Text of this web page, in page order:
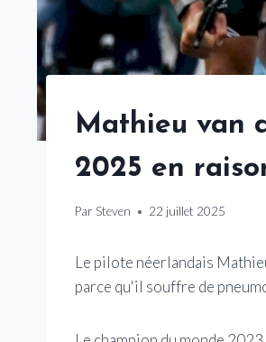
Mathieu van
2025 en
Par Steven 22 juillet 2025
Le pilote néerlandais
parce qu'il souffre de